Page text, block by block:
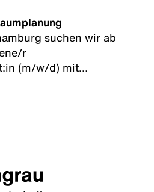
suchen wir ab
r
(m/w/d) mit
zur förderung
konzepte.